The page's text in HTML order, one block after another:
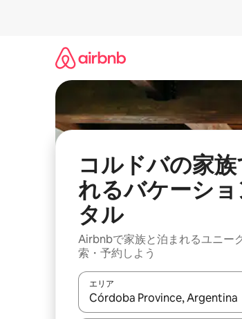
コルドバの家族
れるバケーシ
タル
Airbnbで家族と泊まれるユニー
索・予約しよう
エリア
検索結果が表示されたら、上下の